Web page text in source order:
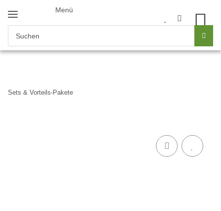
Menü
Sets & Vorteils-Pakete